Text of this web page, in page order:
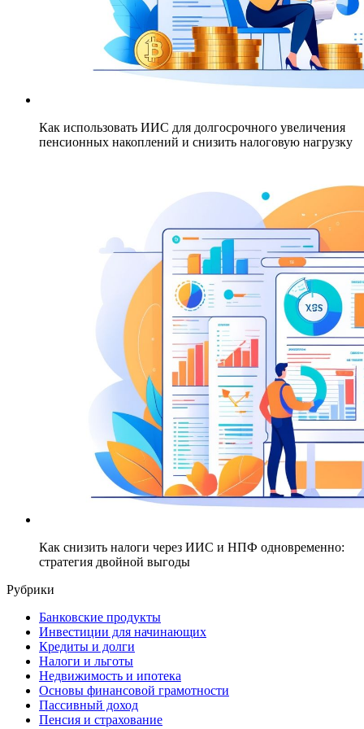
Как использовать ИИС для долгосрочного увеличения
пенсионных накоплений и снизить налоговую нагрузку
Как снизить налоги через ИИС и НПФ одновременно:
стратегия двойной выгоды
Рубрики
Банковские продукты
Инвестиции для начинающих
Кредиты и долги
Налоги и льготы
Недвижимость и ипотека
Основы финансовой грамотности
Пассивный доход
Пенсия и страхование